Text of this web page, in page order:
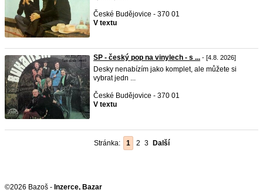
České Budějovice - 370 01
V textu
SP - český pop na vinylech - s ... - [4.8. 2026]
Desky nenabízím jako komplet, ale můžete si
vybrat jedn ...
České Budějovice - 370 01
V textu
Stránka: 1 2 3 Další
©2026 Bazoš - Inzerce, Bazar